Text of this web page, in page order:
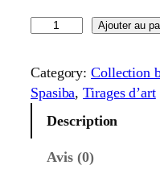
Ajouter au
Category:Collection
Spasiba, Tirages d’art
Description
Avis (0)